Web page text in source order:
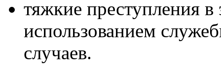
тяжкие преступления
использованием
случаев.